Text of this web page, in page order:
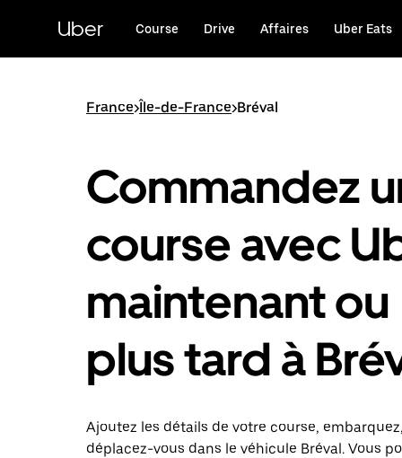
principal
Uber Course Drive Affaires Uber Eats
France>Île-de-France>Bréval
Commandez
course avec
maintenant ou
plus tard à
Ajoutez les détails de votre course,
déplacez-vous dans le véhicule Bréval. Vous